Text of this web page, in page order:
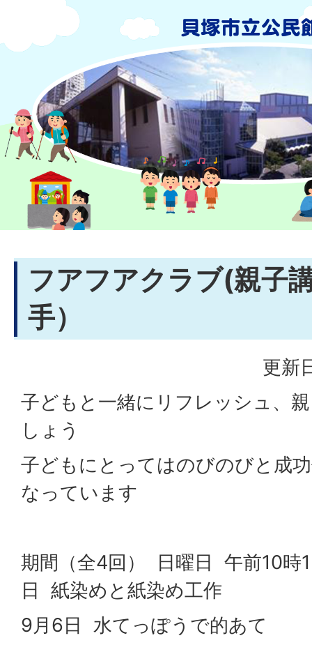
フアフアクラブ(親子
手）
更新
子どもと一緒にリフレッシュ、
しょう
子どもにとってはのびのびと成
なっています
期間（全4回） 日曜日 午前10時
日 紙染めと紙染め工作
9月6日 水てっぽうで的あて